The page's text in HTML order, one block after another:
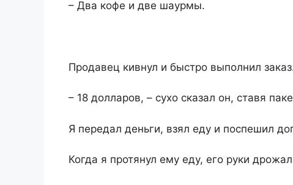
– Два кофе и две шаурмы.
Продавец кивнул и быстро выполнил
– 18 долларов, – сухо сказал он, ставя
Я передал деньги, взял еду и поспешил
Когда я протянул ему еду, его руки